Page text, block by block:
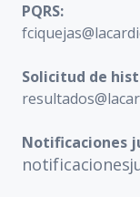
PQRS:
Solicitud de
Notificaciones